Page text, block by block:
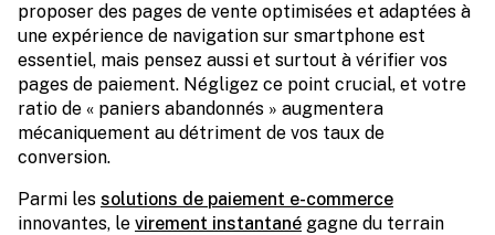
proposer des pages de vente optimisées et adaptées à
une expérience de navigation sur smartphone est
essentiel, mais pensez aussi et surtout à vérifier vos
pages de paiement. Négligez ce point crucial, et votre
ratio de « paniers abandonnés » augmentera
mécaniquement au détriment de vos taux de
conversion.
Parmi les solutions de paiement e-commerce
innovantes, le virement instantané gagne du terrain